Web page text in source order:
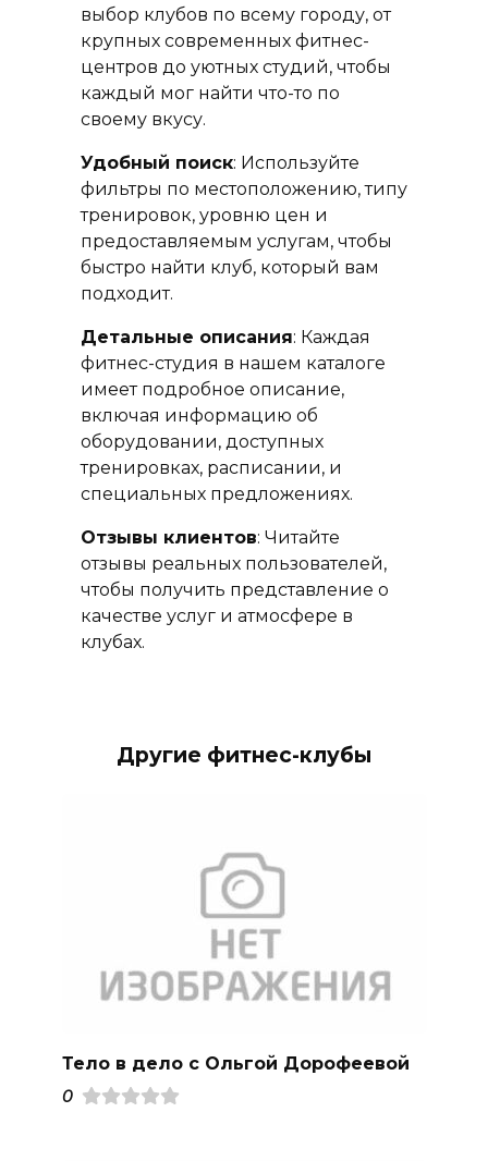
выбор клубов по всему городу, от
крупных современных фитнес-
центров до уютных студий, чтобы
каждый мог найти что-то по
своему вкусу.
Удобный поиск: Используйте
фильтры по местоположению, типу
тренировок, уровню цен и
предоставляемым услугам, чтобы
быстро найти клуб, который вам
подходит.
Детальные описания: Каждая
фитнес-студия в нашем каталоге
имеет подробное описание,
включая информацию об
оборудовании, доступных
тренировках, расписании, и
специальных предложениях.
Отзывы клиентов: Читайте
отзывы реальных пользователей,
чтобы получить представление о
качестве услуг и атмосфере в
клубах.
Другие фитнес-клубы
Тело в дело с Ольгой Дорофеевой
0